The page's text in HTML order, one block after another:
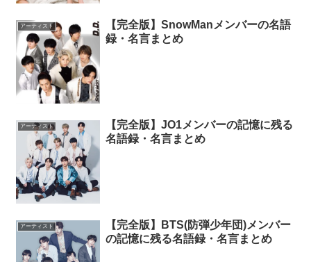
アーティスト
【完全版】SnowManメンバーの名語
録・名言まとめ
アーティスト
【完全版】JO1メンバーの記憶に残る
名語録・名言まとめ
アーティスト
【完全版】BTS(防弾少年団)メンバー
の記憶に残る名語録・名言まとめ